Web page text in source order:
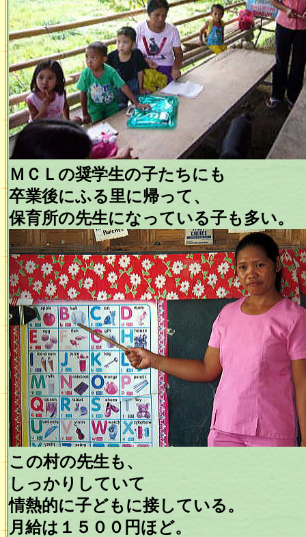
ＭＣＬの奨学生の子たちにも
卒業後にふる里に帰って、
保育所の先生になっている子も多い。
この村の先生も、
しっかりしていて
情熱的に子どもに接している。
月給は１５００円ほど。